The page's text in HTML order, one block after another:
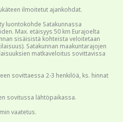
ilmoitetut ajankohdat.
luontokohde Satakunnassa
Max. etäisyys 50 km Eurajoelta
sisäisistä kohteista veloitetaan
Satakunnan maakuntarajojen
matkaveloitus sovittavissa
sovittaessa 2-3 henkilöä, ks. hinnat
sovitussa lähtöpaikassa.
vaatetus.